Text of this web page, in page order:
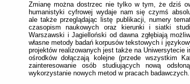
Zmianę można dostrzec nie tylko w tym, że dziś
humanistyki cyfrowej wydaje nam się czymś
ale także przeglądając listę publikacji, numery
czasopism naukowych oraz kierunki i siatki
Warszawski i Jagielloński od dawna zgłębiają
własne metody badań korpusów tekstowych i
projektów realizowanych jest także na Uniwersytecie
ośrodków dołączają kolejne (przede wszystkim
zainteresowanie osób studiujących nową
wykorzystanie nowych metod w pracach badawczych.